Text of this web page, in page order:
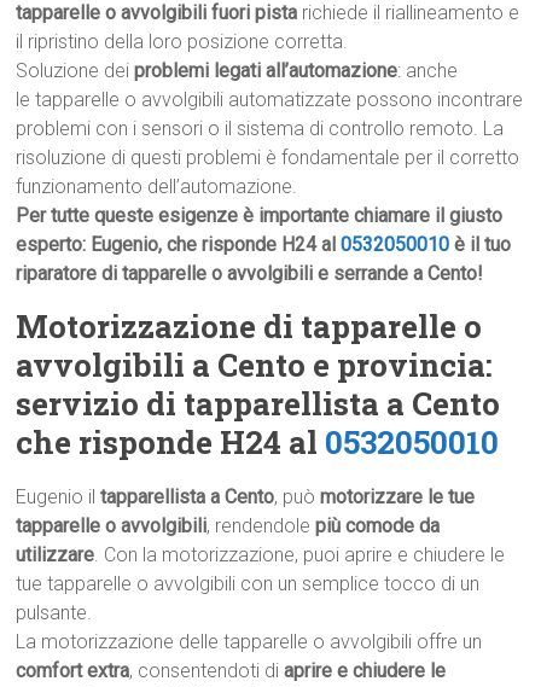
tapparelle o avvolgibili fuori pista richiede il riallineamento e
il ripristino della loro posizione corretta.
Soluzione deiproblemi legati all’automazione: anche
le tapparelle o avvolgibili automatizzate possono incontrare
problemi con i sensori o il sistema di controllo remoto. La
risoluzione di questi problemi è fondamentale per il corretto
funzionamento dell’automazione.
Per tutte queste esigenze è importante chiamare il giusto
esperto: Eugenio, che risponde H24 al0532050010 è il tuo
riparatore di tapparelle o avvolgibili e serrande a Cento!
Motorizzazione di tapparelle o
avvolgibili a Cento e provincia:
servizio di tapparellista a Cento
che risponde H24 al 0532050010
Eugenio iltapparellista a Cento, puòmotorizzare le tue
tapparelle o avvolgibili, rendendolepiù comode da
utilizzare. Con la motorizzazione, puoi aprire e chiudere le
tue tapparelle o avvolgibili con un semplice tocco di un
pulsante.
La motorizzazione delle tapparelle o avvolgibili offre un
comfort extra, consentendoti diaprire e chiudere le